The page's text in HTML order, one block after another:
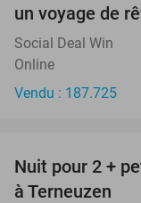
un voyage de
Social Deal Win
Online
Vendu : 187.725
Nuit pour 2 +
à Terneuzen